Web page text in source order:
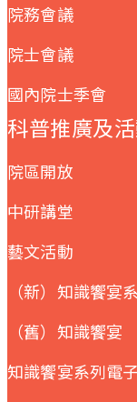
院務會議
院士會議
國內院士季會
科普推廣及
院區開放
中研講堂
藝文活動
（新）知識饗宴
（舊）知識饗宴
知識饗宴系列電